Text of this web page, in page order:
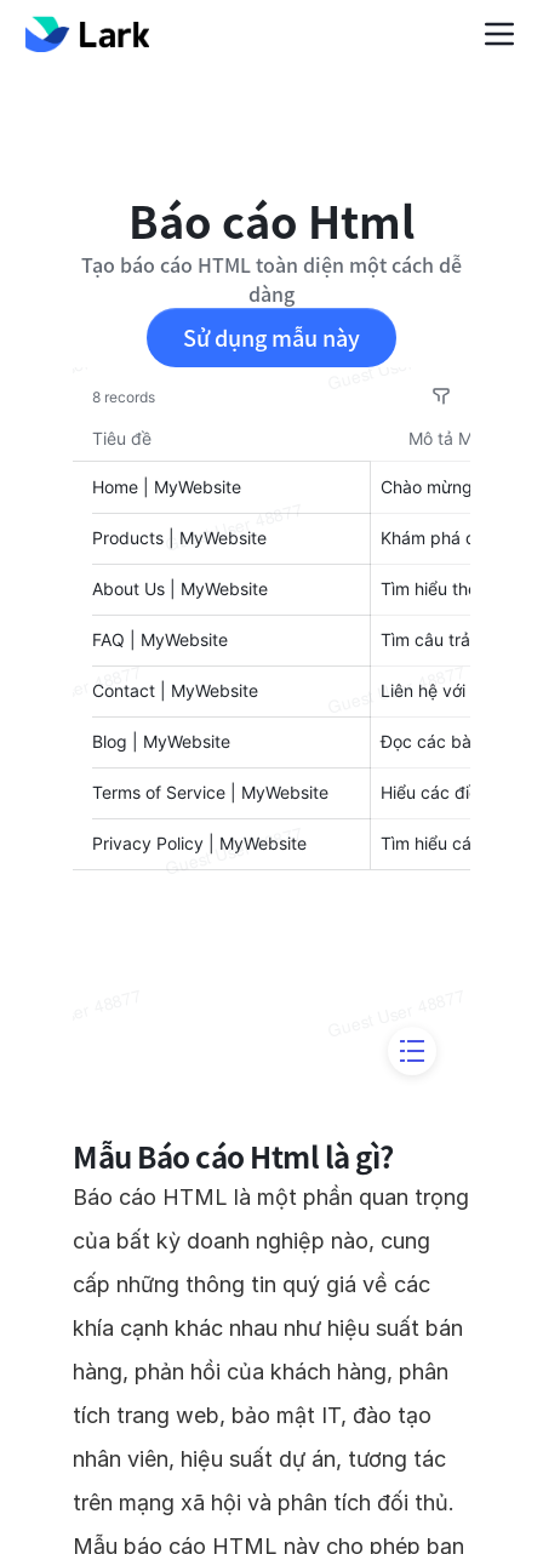
Báo cáo Html
Tạo báo cáo HTML toàn diện một cách dễ
dàng
Sử dụng mẫu này
Mẫu Báo cáo Html là gì?
Báo cáo HTML là một phần quan trọng
của bất kỳ doanh nghiệp nào, cung
cấp những thông tin quý giá về các
khía cạnh khác nhau như hiệu suất bán
hàng, phản hồi của khách hàng, phân
tích trang web, bảo mật IT, đào tạo
nhân viên, hiệu suất dự án, tương tác
trên mạng xã hội và phân tích đối thủ.
Mẫu báo cáo HTML này cho phép bạn